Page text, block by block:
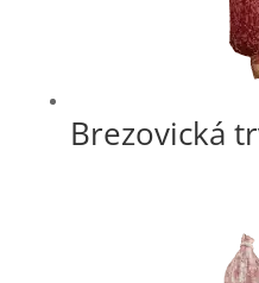
Brezovická